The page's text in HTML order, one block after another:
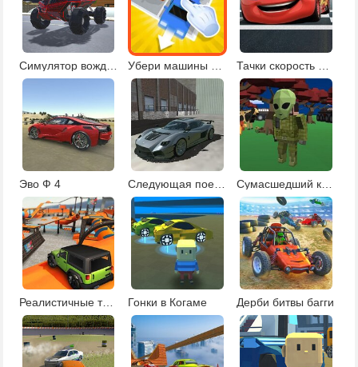
Эво Ф 4 Следующая поездка Сумасшедший крафт
Реалистичные трюки на машине Гонки в Когаме Дерби битвы багги